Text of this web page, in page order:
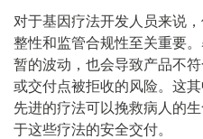
对于基因疗法开发人员来说
整性和监管合规性至关重要
暂的波动，也会导致产品不
或交付点被拒收的风险。这
先进的疗法可以挽救病人的
于这些疗法的安全交付。